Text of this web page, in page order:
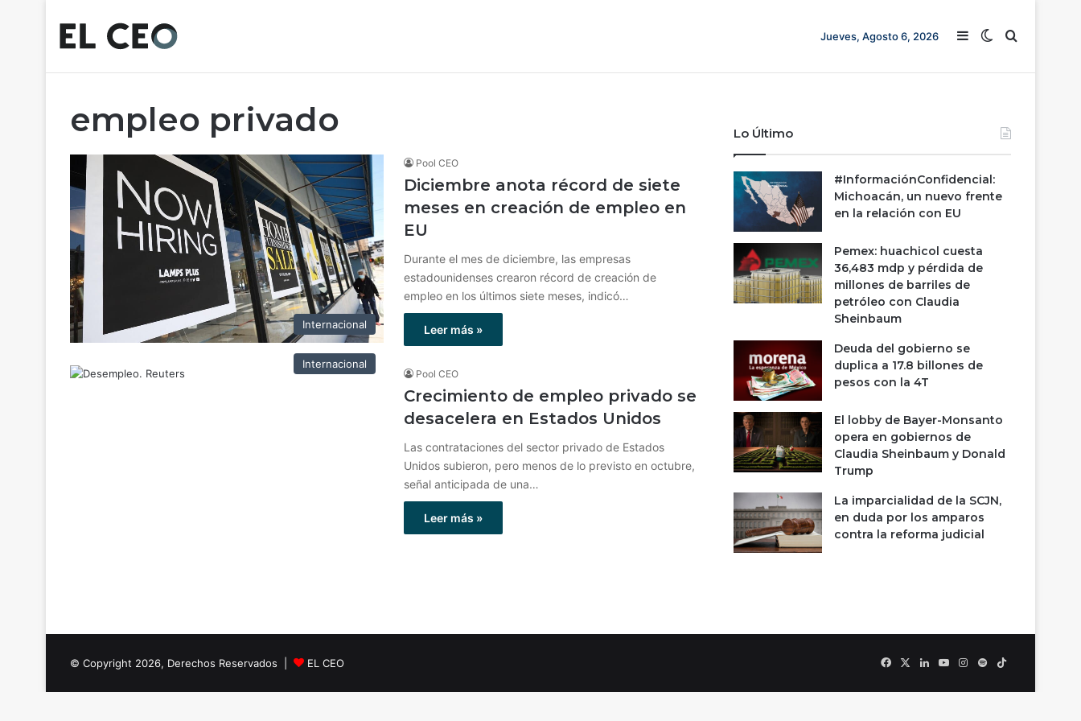
Jueves, Agosto 6, 2026 Barra lateral
Switch skin
Buscar
empleo privado
Internacional
Pool CEO
Diciembre anota récord de siete
meses en creación de empleo en
EU
Durante el mes de diciembre, las empresas
estadounidenses crearon récord de creación de
empleo en los últimos siete meses, indicó…
Leer más »
Internacional
Pool CEO
Crecimiento de empleo privado se
desacelera en Estados Unidos
Las contrataciones del sector privado de Estados
Unidos subieron, pero menos de lo previsto en octubre,
señal anticipada de una…
Leer más »
Lo Último
#InformaciónConfidencial:
Michoacán, un nuevo frente
en la relación con EU
Pemex: huachicol cuesta
36,483 mdp y pérdida de
millones de barriles de
petróleo con Claudia
Sheinbaum
Deuda del gobierno se
duplica a 17.8 billones de
pesos con la 4T
El lobby de Bayer-Monsanto
opera en gobiernos de
Claudia Sheinbaum y Donald
Trump
La imparcialidad de la SCJN,
en duda por los amparos
contra la reforma judicial
© Copyright 2026, Derechos Reservados | EL CEO FacebookLinkedInYouTubeInstagram
SpotifyTikTok